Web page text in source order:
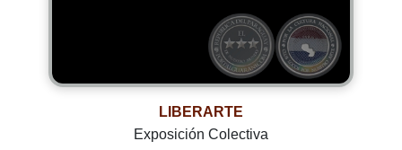
LIBERARTE
Exposición Colectiva